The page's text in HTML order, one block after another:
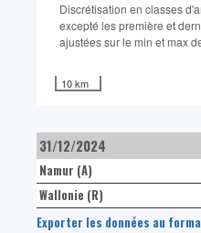
Discrétisation en classes
excepté les première et
ajustées sur le min et max
10 km
31/12/2024
Namur (A)
Wallonie (R)
Exporter les données au